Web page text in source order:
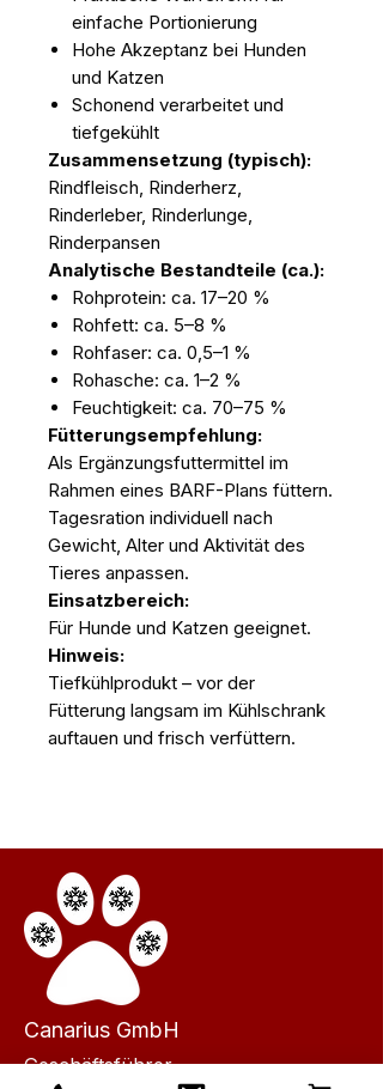
einfache Portionierung
Hohe Akzeptanz bei Hunden
und Katzen
Schonend verarbeitet und
tiefgekühlt
Zusammensetzung (typisch):
Rindfleisch, Rinderherz,
Rinderleber, Rinderlunge,
Rinderpansen
Analytische Bestandteile (ca.):
Rohprotein: ca. 17–20 %
Rohfett: ca. 5–8 %
Rohfaser: ca. 0,5–1 %
Rohasche: ca. 1–2 %
Feuchtigkeit: ca. 70–75 %
Fütterungsempfehlung:
Als Ergänzungsfuttermittel im
Rahmen eines BARF-Plans füttern.
Tagesration individuell nach
Gewicht, Alter und Aktivität des
Tieres anpassen.
Einsatzbereich:
Für Hunde und Katzen geeignet.
Hinweis:
Tiefkühlprodukt – vor der
Fütterung langsam im Kühlschrank
auftauen und frisch verfüttern.
Canarius GmbH
Geschäftsführer
Bernd Basaldella